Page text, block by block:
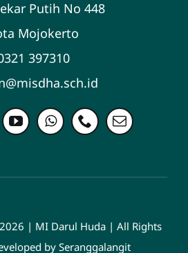
Putih No 448
Mojokerto
397310
| MI Darul Huda | All Rights
by Seranggalangit